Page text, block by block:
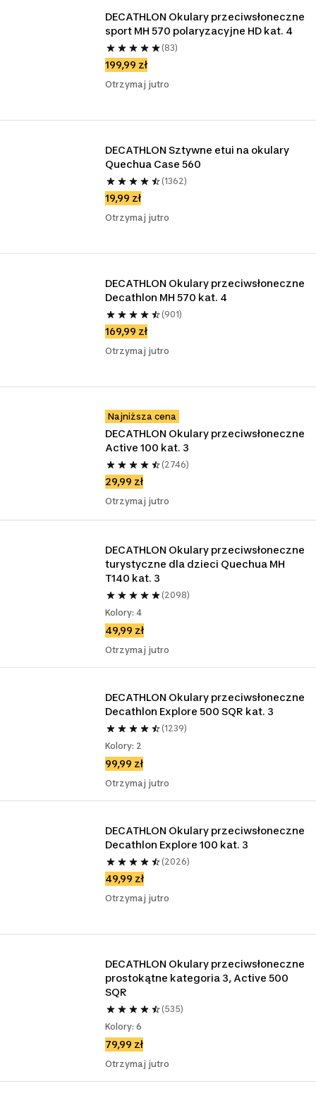
DECATHLON Okulary przeciwsłoneczne
sport MH 570 polaryzacyjne HD kat. 4
(83)
199,99 zł
Otrzymaj jutro
DECATHLON Sztywne etui na okulary
Quechua Case 560
(1362)
19,99 zł
Otrzymaj jutro
DECATHLON Okulary przeciwsłoneczne
Decathlon MH 570 kat. 4
(901)
169,99 zł
Otrzymaj jutro
Najniższa cena
DECATHLON Okulary przeciwsłoneczne
Active 100 kat. 3
(2746)
29,99 zł
Otrzymaj jutro
DECATHLON Okulary przeciwsłoneczne
turystyczne dla dzieci Quechua MH
T140 kat. 3
(2098)
Kolory: 4
49,99 zł
Otrzymaj jutro
DECATHLON Okulary przeciwsłoneczne
Decathlon Explore 500 SQR kat. 3
(1239)
Kolory: 2
99,99 zł
Otrzymaj jutro
DECATHLON Okulary przeciwsłoneczne
Decathlon Explore 100 kat. 3
(2026)
49,99 zł
Otrzymaj jutro
DECATHLON Okulary przeciwsłoneczne
prostokątne kategoria 3, Active 500
SQR
(535)
Kolory: 6
79,99 zł
Otrzymaj jutro